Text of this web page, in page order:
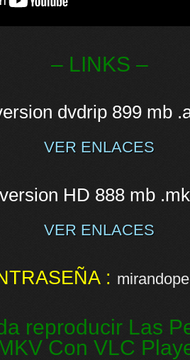
– LINKS –
dvdrip 899 mb
VER ENLACES
version HD 888 mb
VER ENLACES
:
reproducir Las
Con VLC